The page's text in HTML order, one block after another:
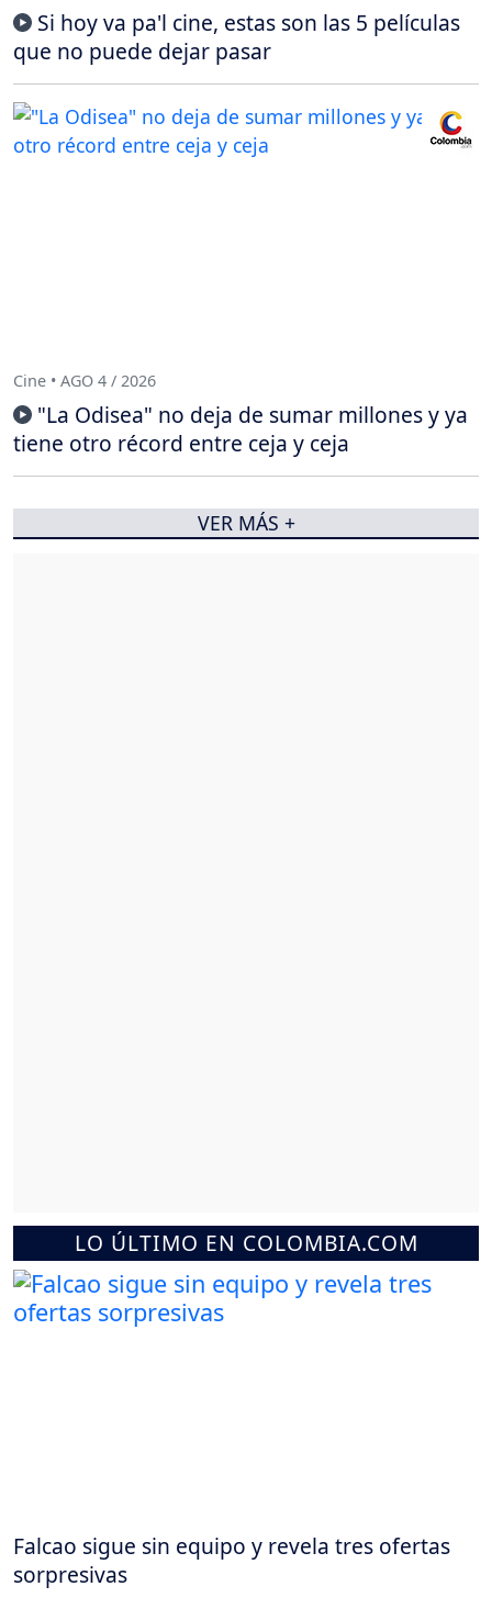
LO ÚLTIMO EN COLOMBIA.COM
Falcao sigue sin equipo y revela tres ofertas
sorpresivas
Si hoy va pa'l cine, estas son las 5 películas
que no puede dejar pasar
Cine • AGO 4 / 2026
"La Odisea" no deja de sumar millones y ya
tiene otro récord entre ceja y ceja
VER MÁS +